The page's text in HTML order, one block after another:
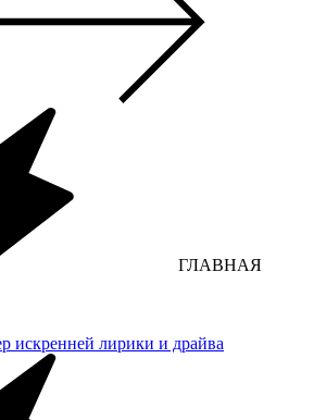
ГЛАВНАЯ
искренней лирики и драйва